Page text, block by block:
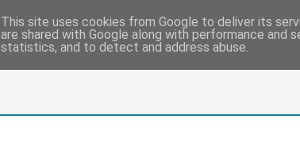
This site uses cookies from Google to deliver its
are shared with Google along with performance
statistics, and to detect and address abuse.